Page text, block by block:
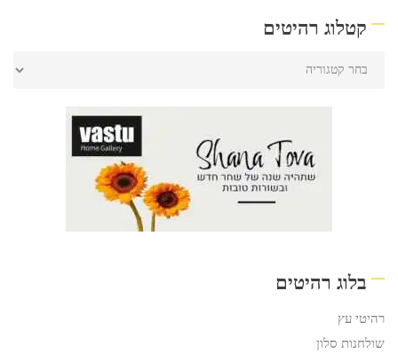
קטלוג רהיטים
בלוג רהיטים
רהיטי עץ
שולחנות סלון